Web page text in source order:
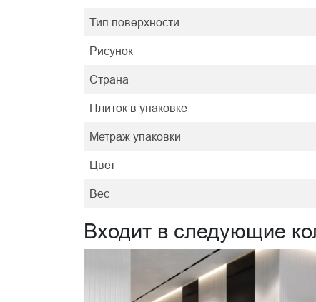
Тип поверхности
Рисунок
Страна
Плиток в упаковке
Метраж упаковки
Цвет
Вес
Входит в следующие